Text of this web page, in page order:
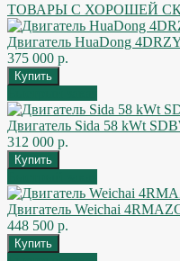
ТОВАРЫ С ХОРОШЕЙ
Двигатель HuaDong
375 000 р.
Двигатель Sida 58 kWt
312 000 р.
Двигатель Weichai
448 500 р.